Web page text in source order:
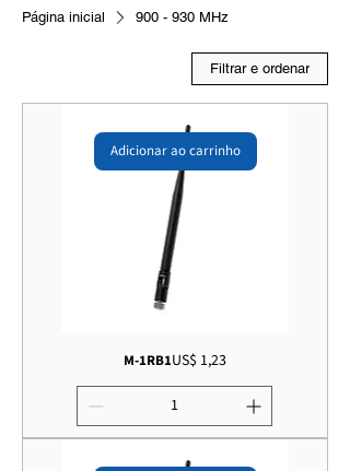
Página inicial 900 - 930 MHz
Filtrar e ordenar
Adicionar ao carrinho
M-1RB1Preço
US$ 1,23